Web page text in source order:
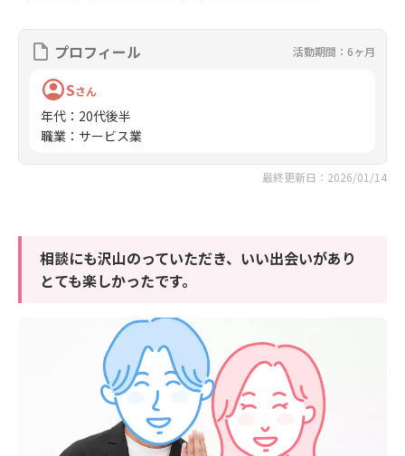
プロフィール 活動期間：6ヶ月
Sさん
年代 ： 20代後半
職業 ： サービス業
最終更新日：2026/01/14
相談にも沢山のっていただき、いい出会いがあり
とても楽しかったです。